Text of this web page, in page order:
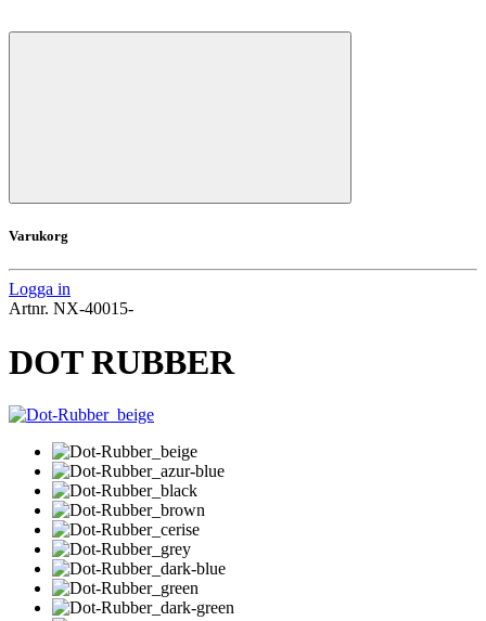
Varukorg
Logga in
Artnr. NX-40015-
DOT RUBBER